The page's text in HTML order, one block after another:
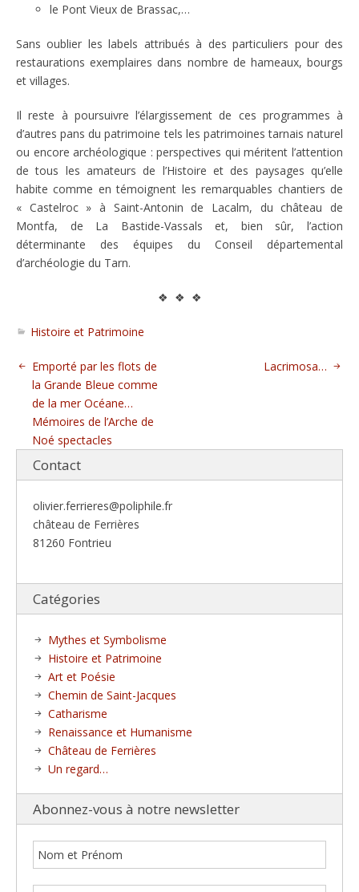
le Pont Vieux de Brassac,…
Sans oublier les labels attribués à des particuliers pour des
restaurations exemplaires dans nombre de hameaux, bourgs
et villages.
Il reste à poursuivre l’élargissement de ces programmes à
d’autres pans du patrimoine tels les patrimoines tarnais naturel
ou encore archéologique : perspectives qui méritent l’attention
de tous les amateurs de l’Histoire et des paysages qu’elle
habite comme en témoignent les remarquables chantiers de
« Castelroc » à Saint-Antonin de Lacalm, du château de
Montfa, de La Bastide-Vassals et, bien sûr, l’action
déterminante des équipes du Conseil départemental
d’archéologie du Tarn.
❖ ❖ ❖
Histoire et Patrimoine
Emporté par les flots de
la Grande Bleue comme
de la mer Océane…
Mémoires de l’Arche de
Noé spectacles
Lacrimosa…
Contact
olivier.ferrieres@poliphile.fr
château de Ferrières
81260 Fontrieu
Catégories
Mythes et Symbolisme
Histoire et Patrimoine
Art et Poésie
Chemin de Saint-Jacques
Catharisme
Renaissance et Humanisme
Château de Ferrières
Un regard…
Abonnez-vous à notre newsletter